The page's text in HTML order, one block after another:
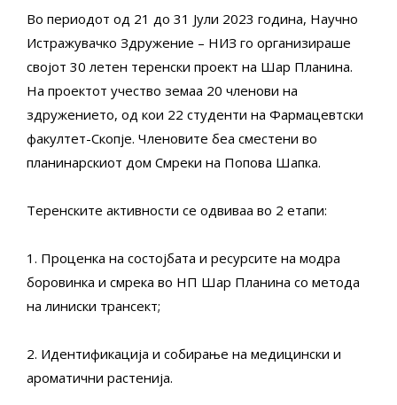
Во периодот од 21 до 31 Јули 2023 година, Научно
Истражувачко Здружение – НИЗ го организираше
својот 30 летен теренски проект на Шар Планина.
На проектот учество земаа 20 членови на
здружението, од кои 22 студенти на Фармацевтски
факултет-Скопје. Членовите беа сместени во
планинарскиот дом Смреки на Попова Шапка.
Теренските активности се одвиваа во 2 етапи:
1. Проценка на состојбата и ресурсите на модра
боровинка и смрека во НП Шар Планина со метода
на линиски трансект;
2. Идентификација и собирање на медицински и
ароматични растенија.